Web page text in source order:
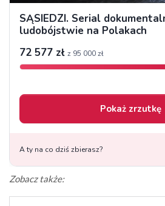
Zobacz także: